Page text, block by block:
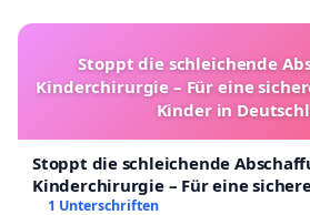
Stoppt die schleichende
Kinderchirurgie – Für eine
Kinder in
Stoppt die schleichende
Kinderchirurgie – Für eine
Kinder in Deutschland
1 Unterschriften